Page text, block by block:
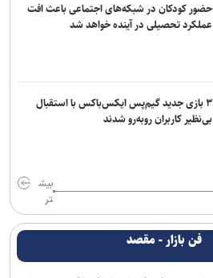
حضور کودکان در شبکه‌های اجتماعی باعث افت
عملکرد تحصیلی در آینده خواهد شد
۳ بازی جدید گیم‌پس ایکس‌باکس با استقبال
بی‌نظیر کاربران روبه‌رو شدند
بیش
تر
فن بازار - مقصد